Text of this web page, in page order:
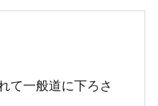
(@isamu0131)